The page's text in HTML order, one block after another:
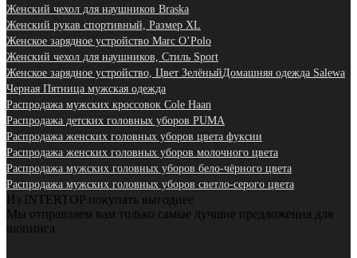
Женский чехол для наушников Braska
Женский рукав спортивный, Размер XL
Женское зарядное устройство Marc O’Polo
Женский чехол для наушников, Стиль Sport
Женское зарядное устройство, Цвет ЗелёныйДомашняя одежда Salewa
Черная Пятница мужская одежда
Распродажа мужских кроссовок Cole Haan
Распродажа детских головных уборов PUMA
Распродажа женских головных уборов цвета фуксии
Распродажа женских головных уборов молочного цвета
Распродажа мужских головных уборов бело-чёрного цвета
Распродажа мужских головных уборов светло-серого цвета
Из INTERTOP покупать выгоднее
Мы отправляем вам только самые лучшие предложения для
шопинга